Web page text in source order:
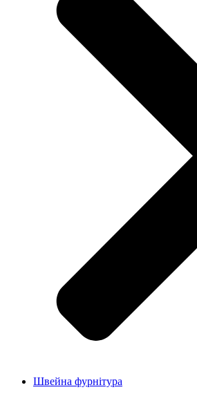
Швейна фурнітура